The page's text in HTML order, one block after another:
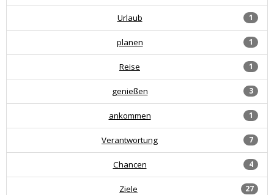
1
Urlaub
1
planen
1
Reise
3
genießen
1
ankommen
7
Verantwortung
4
Chancen
27
Ziele